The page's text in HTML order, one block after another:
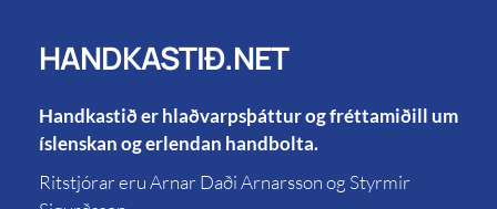
HANDKASTIÐ.NET
Handkastið er hlaðvarpsþáttur og fréttamiðill um
íslenskan og erlendan handbolta.
Ritstjórar eru Arnar Daði Arnarsson og Styrmir